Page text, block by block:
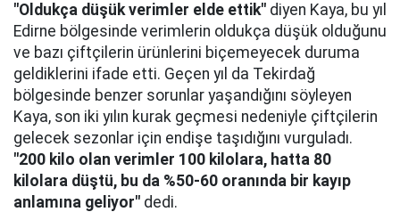
"Oldukça düşük verimler elde ettik" diyen Kaya, bu yıl
Edirne bölgesinde verimlerin oldukça düşük olduğunu
ve bazı çiftçilerin ürünlerini biçemeyecek duruma
geldiklerini ifade etti. Geçen yıl da Tekirdağ
bölgesinde benzer sorunlar yaşandığını söyleyen
Kaya, son iki yılın kurak geçmesi nedeniyle çiftçilerin
gelecek sezonlar için endişe taşıdığını vurguladı.
"200 kilo olan verimler 100 kilolara, hatta 80
kilolara düştü, bu da %50-60 oranında bir kayıp
anlamına geliyor" dedi.